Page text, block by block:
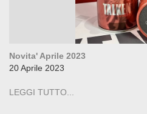
Novita' Aprile 2023
20 Aprile 2023
LEGGI TUTTO...